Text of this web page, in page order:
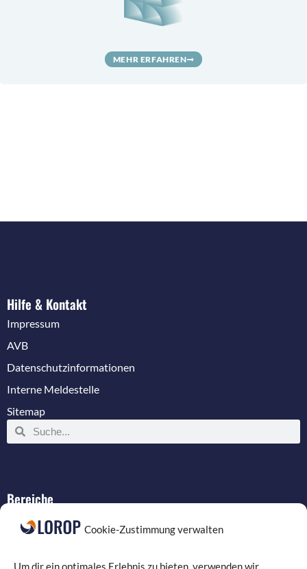
Cookie-Zustimmung verwalten
Um dir ein optimales Erlebnis zu bieten, verwenden wir
MEHR ERFAHREN
Bereiche
Verkabelung
Hilfe & Kontakt
Impressum
AVB
Datenschutzinformationen
Interne Meldestelle
Sitemap